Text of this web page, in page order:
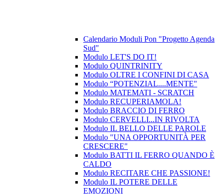
Calendario Moduli Pon "Progetto Agenda
Sud"
Modulo LET'S DO IT!
Modulo QUINTRINITY
Modulo OLTRE I CONFINI DI CASA
Modulo “POTENZIAL....MENTE"
Modulo MATEMATI - SCRATCH
Modulo RECUPERIAMOLA!
Modulo BRACCIO DI FERRO
Modulo CERVELLI...IN RIVOLTA
Modulo IL BELLO DELLE PAROLE
Modulo "UNA OPPORTUNITÀ PER
CRESCERE"
Modulo BATTI IL FERRO QUANDO È
CALDO
Modulo RECITARE CHE PASSIONE!
Modulo IL POTERE DELLE
EMOZIONI